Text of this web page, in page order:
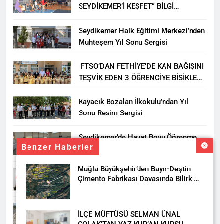
Benzer Haberler
Muğla Büyükşehir’den Bayır-Deştin
Çimento Fabrikası Davasında Bilirkişi
İLÇE MÜFTÜSÜ SELMAN ÜNAL
SEYDİKEMER’İ KEŞFET” BİLGİ
Seydikemer Halk Eğitimi Merkezi’nden
Muhteşem Yıl Sonu Sergisi
FTSO’DAN FETHİYE’DE KAN BAĞIŞINI
TEŞVİK EDEN 3 ÖĞRENCİYE BİSİKLET
Kayacık Bozalan İlkokulu’ndan Yıl
Sonu Resim Sergisi
Seydikemer’de Hayat Boyu Öğrenme
Haftası Kadıköy Sergisiyle Başladı
DALAMAN KENT PARK PROJESİ İÇİN
BAŞKAN DURMUŞ’A YETKİ VERİLDİ
Seydikemer’de Akçay Deresi Tepkisi
Büyüyor: “Yetkililer Vatandaşın Sesini